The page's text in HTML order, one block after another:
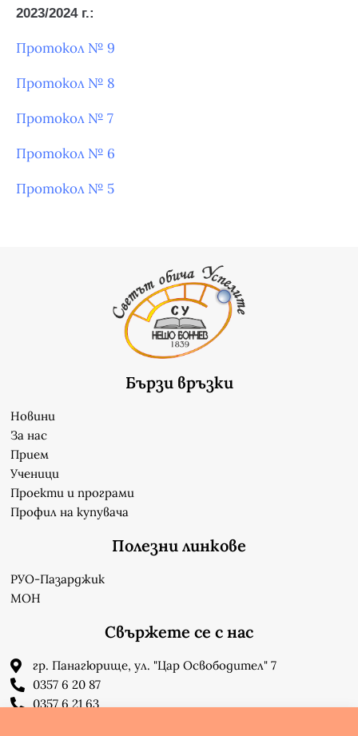
2023/2024 г.:
Протокол № 9
Протокол № 8
Протокол № 7
Протокол № 6
Протокол № 5
Бързи връзки
Новини
За нас
Прием
Ученици
Проекти и програми
Профил на купувача
Полезни линкове
РУО-Пазарджик
МОН
Свържете се с нас
гр. Панагюрище, ул. "Цар Освободител" 7
0357 6 20 87
0357 6 21 63